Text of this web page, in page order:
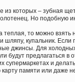
из которых – зубная
Но
то можно взять
купальник.
джинсы. Для
будут предлагаться
супермаркетах и
памяти или